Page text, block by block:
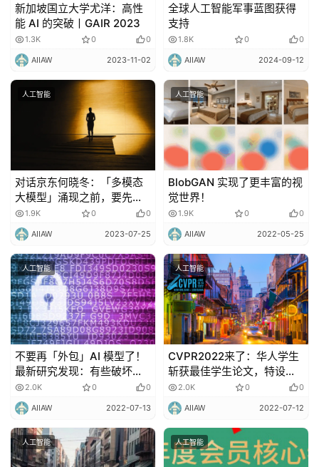
新加坡国立大学尤洋：高性
能 AI 的突破丨GAIR 2023
1.3K 0 0
AIIAW 2023-11-02
全球人工智能军事蓝图获得
支持
1.8K 0 0
AIIAW 2024-09-12
人工智能
对话京东何晓冬：「多模态
大模型」涌现之前，要先回
答三个问题
1.9K 0 0
AIIAW 2023-07-25
人工智能
BlobGAN 实现了更丰富的视
觉世界！
1.9K 0 0
AIIAW 2022-05-25
人工智能
不要再「外包」AI 模型了！
最新研究发现：有些破坏机
器学习模型安全的「后门」
无法被检测到
2.0K 0 0
AIIAW 2022-07-13
人工智能
CVPR2022来了：华人学生
斩获最佳学生论文，特设缅
怀孙剑博士环节
2.0K 0 0
AIIAW 2022-07-12
人工智能 人工智能